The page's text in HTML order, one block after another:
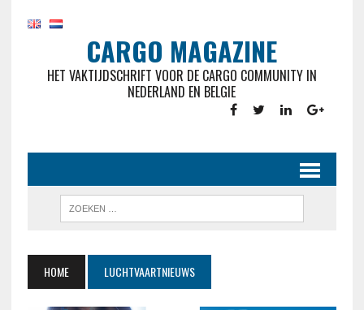
CARGO MAGAZINE
HET VAKTIJDSCHRIFT VOOR DE CARGO COMMUNITY IN
NEDERLAND EN BELGIE
HOME LUCHTVAARTNIEUWS